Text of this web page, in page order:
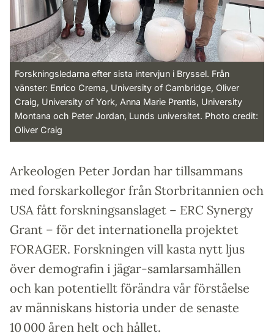
Forskningsledarna efter sista intervjun i Bryssel. Från
vänster: Enrico Crema, University of Cambridge, Oliver
Craig, University of York, Anna Marie Prentis, University
Montana och Peter Jordan, Lunds universitet. Photo credit:
Oliver Craig
Arkeologen Peter Jordan har tillsammans
med forskarkollegor från Storbritannien och
USA fått forskningsanslaget – ERC Synergy
Grant – för det internationella projektet
FORAGER. Forskningen vill kasta nytt ljus
över demografin i jägar-samlarsamhällen
och kan potentiellt förändra vår förståelse
av människans historia under de senaste
10 000 åren helt och hållet.